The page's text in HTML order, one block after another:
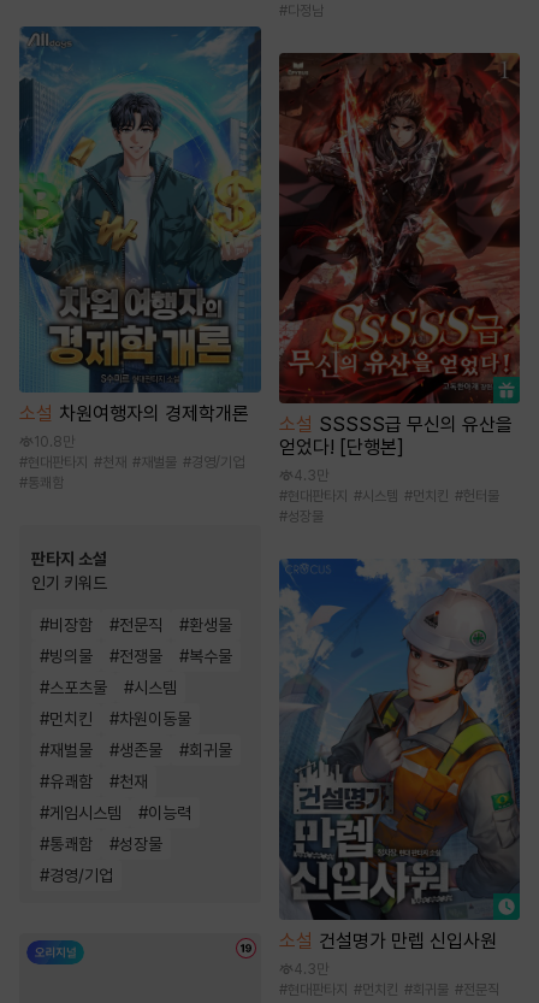
소설 차원여행자의 경제학개론
10.8만
#현대판타지 #천재 # 재벌물 #경영/기업
#통쾌함
판타지 소설
인기 키워드
#비장함 #전문직 #환생물
#빙의물 #전쟁물 #복수물
#스포츠물 #시스템
#먼치킨 #차원이동물
#재벌물 #생존물 #회귀물
#유쾌함 #천재
#게임시스템 #이능력
#통쾌함 #성장물
#경영/기업
#다정남
소설 SSSSS급 무신의 유산을
얻었다! [단행본]
4.3만
#현대판타지 #시스템 #먼치킨 #헌터물
#성장물
소설 건설명가 만렙 신입사원
4.3만
#현대판타지 #먼치킨 #회귀물 #전문직